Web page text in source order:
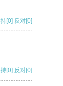
[0] 反对[0]
[0] 反对[0]